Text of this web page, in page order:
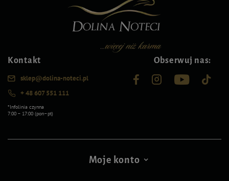
Kontakt
sklep@dolina-noteci.pl
+ 48 607 551 111
*Infolinia czynna
7:00 – 17:00 (pon–pt)
Obserwuj nas:
Moje konto